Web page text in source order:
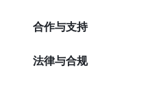
合作与支持
法律与合规